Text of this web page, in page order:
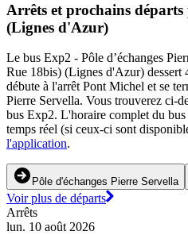
Arrêts et prochains
(Lignes d'Azur)
Le bus Exp2 - Pôle d’échanges
Rue 18bis) (Lignes d'Azur) dessert
débute à l'arrêt Pont Michel et se
Pierre Servella. Vous trouverez ci-
bus Exp2. L'horaire complet du
temps réel (si ceux-ci sont
l'application.
Pôle d'échanges Pierre Servella
Voir plus de départs
Arrêts
lun. 10 août 2026